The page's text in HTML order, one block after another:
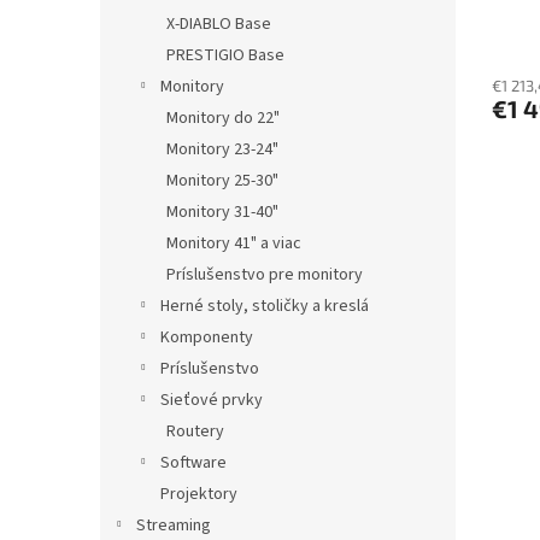
X-DIABLO Base
PRESTIGIO Base
Monitory
Monitory do 22"
Monitory 23-24"
Monitory 25-30"
Monitory 31-40"
Monitory 41" a viac
Príslušenstvo pre monitory
Herné stoly, stoličky a kreslá
Komponenty
Príslušenstvo
Sieťové prvky
Routery
Software
Projektory
Streaming
€1
€1